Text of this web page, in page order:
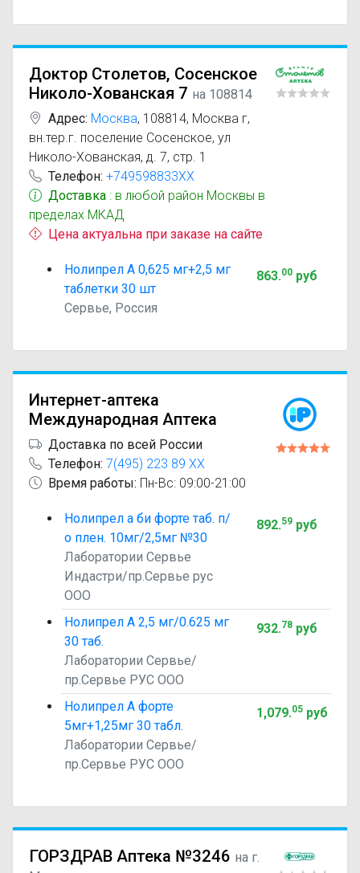
Доктор Столетов, Сосенское
Николо-Хованская 7 на 108814
Адрес: Москва, 108814, Москва г,
вн.тер.г. поселение Сосенское, ул
Николо-Хованская, д. 7, стр. 1
Телефон: +749598833XX
Доставка : в любой район Москвы в
пределах МКАД
Цена актуальна при заказе на сайте
Нолипрел А 0,625 мг+2,5 мг
таблетки 30 шт
Сервье, Россия
863.00руб
Интернет-аптека
Международная Аптека
Доставка по всей России
Телефон: 7(495) 223 89 XX
Время работы: Пн-Вс: 09:00-21:00
Нолипрел а би форте таб. п/
о плен. 10мг/2,5мг №30
Лаборатории Сервье
Индастри/пр.Сервье рус
ООО
892.59руб
Нолипрел А 2,5 мг/0.625 мг
30 таб.
Лаборатории Сервье/
пр.Сервье РУС ООО
932.78руб
Нолипрел А форте
5мг+1,25мг 30 табл.
Лаборатории Сервье/
пр.Сервье РУС ООО
1,079.05руб
ГОРЗДРАВ Аптека №3246 на г.